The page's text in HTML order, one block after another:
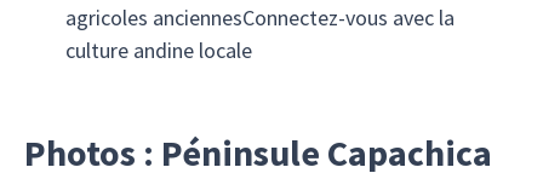
agricoles anciennesConnectez-vous avec la
culture andine locale
Photos : Péninsule Capachica